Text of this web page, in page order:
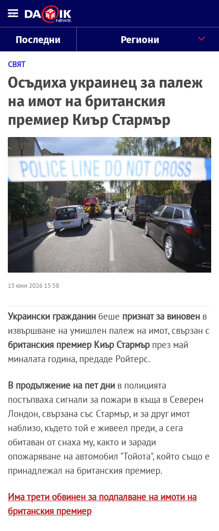
Последни Региони
СВЯТ
Осъдиха украинец за палеж
на имот на британския
премиер Киър Стармър
15 юни 2026 15:58
Украински гражданин беше признат за виновен в
извършване на умишлен палеж на имот, свързан с
британския премиер Киър Стармър през май
миналата година, предаде Ройтерс.
В продължение на пет дни в полицията
постъпваха сигнали за пожари в къща в Северен
Лондон, свързана със Стармър, и за друг имот
наблизо, където той е живеел преди, а сега
обитаван от снаха му, както и заради
опожаряване на автомобил "Тойота", който също е
принадлежал на британския премиер.
Има трети обвинен за подпалване на имоти на
британския премиер